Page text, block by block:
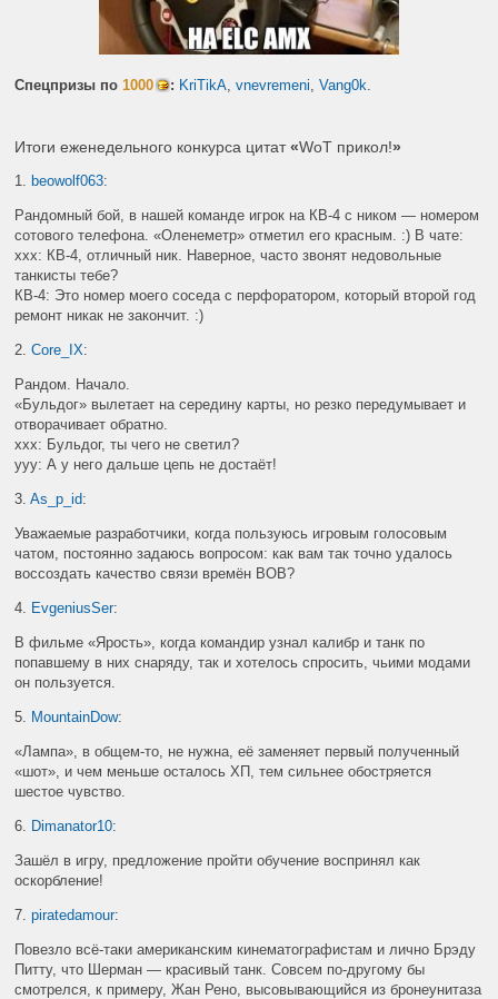
Спецпризы по 1000 : KriTikA ,vnevremeni ,Vang0k
Итоги еженедельного конкурса цитат«WoT прикол!»
1.beowolf063:
Рандомный бой, в нашей команде игрок на КВ-4 с ником — номером
сотового телефона. «Оленеметр» отметил его красным. :) В чате:
xxx: КВ-4, отличный ник. Наверное, часто звонят недовольные
танкисты тебе?
КВ-4: Это номер моего соседа с перфоратором, который второй год
ремонт никак не закончит. :)
2.Core_IX:
Рандом. Начало.
«Бульдог» вылетает на середину карты, но резко передумывает и
отворачивает обратно.
ххх: Бульдог, ты чего не светил?
ууу: А у него дальше цепь не достаёт!
3.As_p_id:
Уважаемые разработчики, когда пользуюсь игровым голосовым
чатом, постоянно задаюсь вопросом: как вам так точно удалось
воссоздать качество связи времён ВОВ?
4. EvgeniusSer:
В фильме «Ярость», когда командир узнал калибр и танк по
попавшему в них снаряду, так и хотелось спросить, чьими модами
он пользуется.
5. MountainDow:
«Лампа», в общем-то, не нужна, её заменяет первый полученный
«шот», и чем меньше осталось ХП, тем сильнее обостряется
шестое чувство.
6. Dimanator10:
Зашёл в игру, предложение пройти обучение воспринял как
оскорбление!
7.piratedamour:
Повезло всё-таки американским кинематографистам и лично Брэду
Питту, что Шерман — красивый танк. Совсем по-другому бы
смотрелся, к примеру, Жан Рено, высовывающийся из бронеунитаза